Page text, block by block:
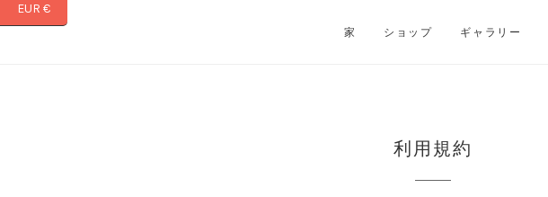
家 ショップ ギャラリー
利用規約
EUR €